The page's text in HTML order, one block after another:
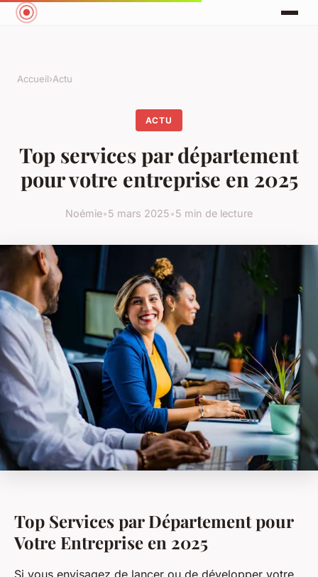
Accueil›Actu
ACTU
Top services par département
pour votre entreprise en 2025
Noémie•5 mars 2025•5 min de lecture
Top Services par Département pour
Votre Entreprise en 2025
Si vous envisagez de lancer ou de développer votre